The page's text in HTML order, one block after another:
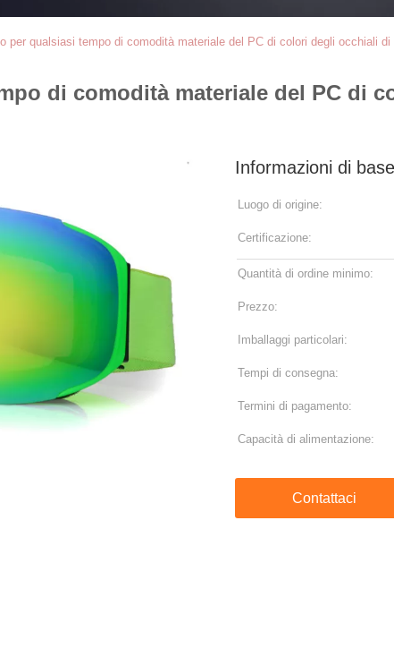
per qualsiasi tempo di comodità materiale del PC di colori degli occhiali
di comodità materiale del PC di
Informazioni di base
Luogo di origine:
Certificazione:
Quantità di ordine minimo:
Prezzo:
Imballaggi particolari:
Tempi di consegna:
Termini di pagamento:
Capacità di alimentazione:
Contattaci